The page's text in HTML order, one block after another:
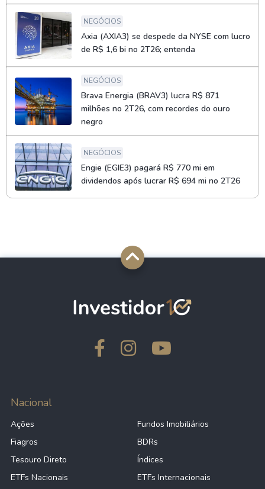
NEGÓCIOS
Axia (AXIA3) se despede da NYSE com lucro
de R$ 1,6 bi no 2T26; entenda
NEGÓCIOS
Brava Energia (BRAV3) lucra R$ 871
milhões no 2T26, com recordes do ouro
negro
NEGÓCIOS
Engie (EGIE3) pagará R$ 770 mi em
dividendos após lucrar R$ 694 mi no 2T26
Nacional
Ações
Fundos Imobiliários
Fiagros
BDRs
Tesouro Direto
Índices
ETFs Nacionais
ETFs Internacionais